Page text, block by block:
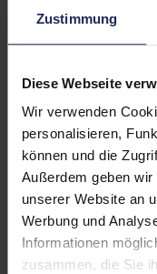
Zustimmung
Diese Webseite
Wir verwenden
personalisieren,
können und die
Außerdem geben
unserer Website an
Werbung und
Informationen
zusammen, die Sie
Stromtarif
, der
Welche
für ein
Für das klassische
Wasser-
beste Wahl. Das